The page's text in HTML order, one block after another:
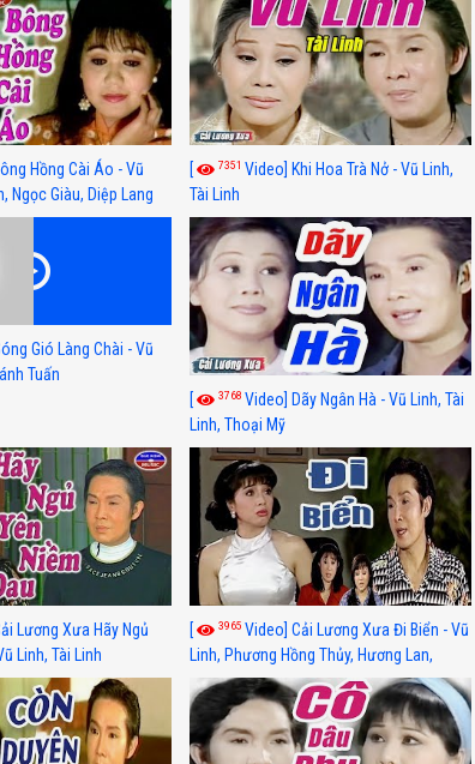
Hồng Cài Áo - Vũ
Ngọc Giàu, Diệp Lang
[ 7351 Video] Khi Hoa Trà Nở - Vũ Linh,
Tài Linh
Gió Làng Chài - Vũ
Tuấn
[
3768 Video] Dãy Ngân Hà - Vũ Linh, Tài
Linh, Thoại Mỹ
Lương Xưa Hãy Ngủ
Linh, Tài Linh
[ 3965 Video] Cải Lương Xưa Đi Biển - Vũ
Linh, Phương Hồng Thủy, Hương Lan,
Thanh Hằng